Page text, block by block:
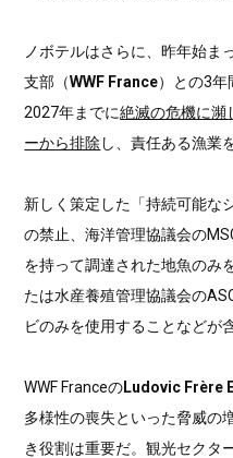
ノボテルはさらに、昨年始ま
支部（WWF France）との3年
2027年までに絶滅の危機に瀕
ーから排除 し、責任ある漁業
新しく策定した「持続可能な
の禁止、海洋管理協議会の
を持って調達された地魚のみ
たは水産養殖管理協議会の
ビのみを使用することなどが
WWF FranceのLudovic Frère
多様性の喪失といった脅威の
き役割は重要だ。観光セクタ